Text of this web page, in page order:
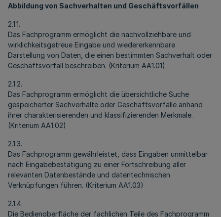
Abbildung von Sachverhalten und Geschäftsvorfällen
2.1.1.
Das Fachprogramm ermöglicht die nachvollziehbare und
wirklichkeitsgetreue Eingabe und wiedererkennbare
Darstellung von Daten, die einen bestimmten Sachverhalt oder
Geschäftsvorfall beschreiben. (Kriterium AA1.01)
2.1.2.
Das Fachprogramm ermöglicht die übersichtliche Suche
gespeicherter Sachverhalte oder Geschäftsvorfälle anhand
ihrer charakterisierenden und klassifizierenden Merkmale.
(Kriterium AA1.02)
2.1.3.
Das Fachprogramm gewährleistet, dass Eingaben unmittelbar
nach Eingabebestätigung zu einer Fortschreibung aller
relevanten Datenbestände und datentechnischen
Verknüpfungen führen. (Kriterium AA1.03)
2.1.4.
Die Bedienoberfläche der fachlichen Teile des Fachprogramm